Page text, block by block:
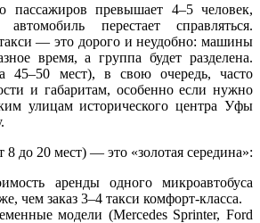
пассажиров превышает 4–5 человек,
перестает справляться.
— это дорого и неудобно: машины
время, а группа будет разделена.
45–50 мест), в свою очередь, часто
и габаритам, особенно если нужно
улицам исторического центра Уфы
8 до 20 мест) — это «золотая середина»:
аренды одного микроавтобуса
чем заказ 3–4 такси комфорт-класса.
модели (Mercedes Sprinter, Ford